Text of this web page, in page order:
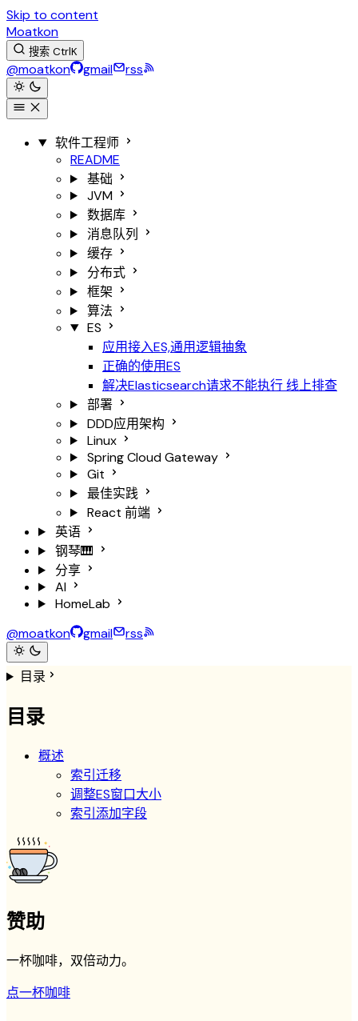
Skip to content
Moatkon
搜索 CtrlK
@moatkon gmail rss
软件工程师
README
基础
JVM
数据库
消息队列
缓存
分布式
框架
算法
ES
应用接入ES,通用逻辑抽象
正确的使用ES
解决Elasticsearch请求不能执行线上排查
部署
DDD应用架构
Linux
Spring Cloud Gateway
Git
最佳实践
React 前端
英语
钢琴🎹
分享
AI
HomeLab
@moatkon
gmail rss
目录
目录
概述
索引迁移
调整ES窗口大小
索引添加字段
赞助
一杯咖啡，双倍动力。
点一杯咖啡